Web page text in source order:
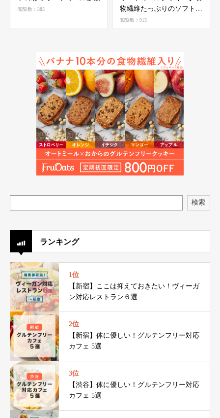
閲覧数：385
物繊維たっぷりのソフトク
ッキー
閲覧数：915
検索
ランキング
1位
【新宿】ここは抑えておきたい！ヴィーガ
ン対応レストラン６選
2位
【新宿】体に優しい！グルテンフリー対応
カフェ 5選
3位
【渋谷】体に優しい！グルテンフリー対応
カフェ 5選